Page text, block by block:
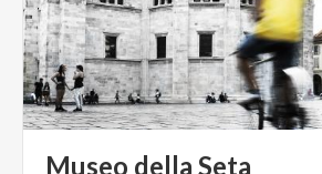
Museo della Seta